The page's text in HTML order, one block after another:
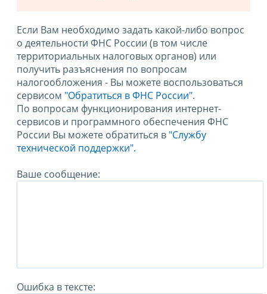
Если Вам необходимо задать какой-либо вопрос
о деятельности ФНС России (в том числе
территориальных налоговых органов) или
получить разъяснения по вопросам
налогообложения - Вы можете воспользоваться
сервисом "Обратиться в ФНС России".
По вопросам функционирования интернет-
сервисов и программного обеспечения ФНС
России Вы можете обратиться в "Службу
технической поддержки".
Ваше сообщение:
Ошибка в тексте: